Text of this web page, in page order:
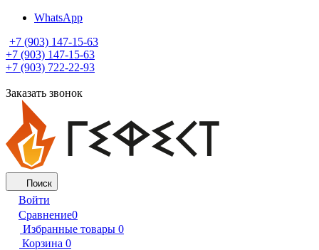
WhatsApp
+7 (903) 147-15-63
+7 (903) 147-15-63
+7 (903) 722-22-93
Заказать звонок
Поиск
Войти
Сравнение0
Избранные товары 0
Корзина 0